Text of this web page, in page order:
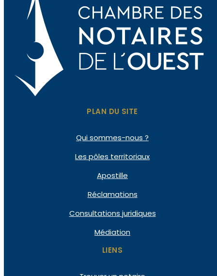
PLAN DU SITE
Quisommes-nous ?
Les pôles territoriaux
Apostille
Réclamations
Consultations juridiques
Médiation
LIENS